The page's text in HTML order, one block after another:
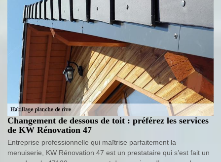
Changement de dessous de toit : préférez les services
de KW Rénovation 47
Entreprise professionnelle qui maîtrise parfaitement la
menuiserie, KW Rénovation 47 est un prestataire qui s’est fait un